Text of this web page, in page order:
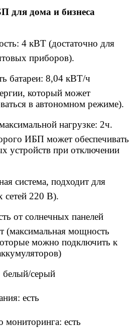
для дома и бизнеса
4 кВТ (достаточно для
приборов).
батареи: 8,04 кВТ/ч
который может
в автономном режиме).
нагрузке: 2ч.
ИБП может обеспечивать
устройств при отключении
система, подходит для
сетей 220 В).
от солнечных панелей
(максимальная мощность
можно подключить к
белый/серый
есть
мониторинга: есть